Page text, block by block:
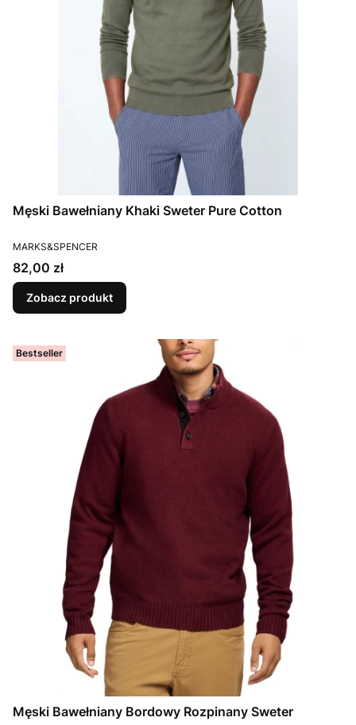
Męski Bawełniany Khaki Sweter Pure Cotton
PRODUCENT
MARKS&SPENCER
Cena
82,00 zł
Zobacz produkt
Bestseller
Męski Bawełniany Bordowy Rozpinany Sweter